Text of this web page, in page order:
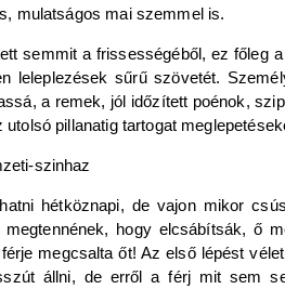
mulatságos mai szemmel is.
semmit a frissességéből, ez főleg
leleplezések sűrű szövetét.
a remek, jól időzített poénok,
utolsó pillanatig tartogat
hétköznapi, de vajon mikor
megtennének, hogy elcsábítsák, ő
megcsalta őt! Az első lépést
állni, de erről a férj mit sem